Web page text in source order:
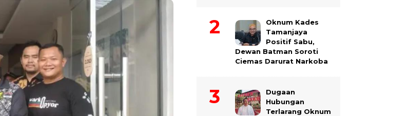
Oknum Kades
Tamanjaya
Positif Sabu,
Dewan Batman Soroti
Ciemas Darurat Narkoba
Dugaan
Hubungan
Terlarang Oknum